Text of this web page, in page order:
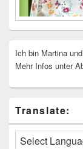
Ich bin Martina
Mehr Infos unter
Translate: